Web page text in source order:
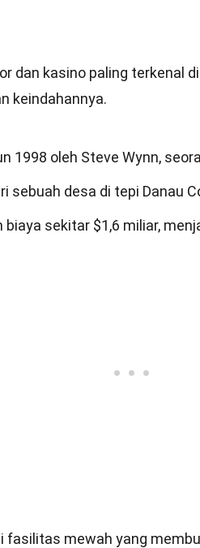
dan kasino paling terkenal
keindahannya.
1998 oleh Steve Wynn,
sebuah desa di tepi Danau
biaya sekitar $1,6 miliar,
fasilitas mewah yang